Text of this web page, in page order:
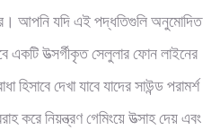
আপনি যদি এই পদ্ধতিগুলি অনুমোদিত
উত্সর্গীকৃত সেলুলার ফোন লাইনের
দেখা যাবে যাদের সাউন্ড পরামর্শ
নিয়ন্ত্রণ গেমিংয়ে উত্সাহ দেয় এবং